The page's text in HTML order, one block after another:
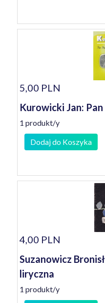
5,00 PLN
Kurowicki Jan:
1 produkt/y
Dodaj do Koszyka
4,00 PLN
Suzanowicz
liryczna
1 produkt/y